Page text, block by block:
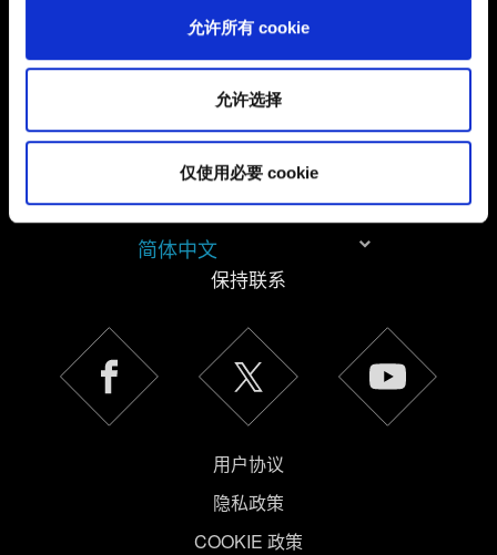
您可以在下面的"设置"菜单中找到有关我们使用 Cookie 的
其中的内容并准备好继续，请点击"确定"。
允许所有 cookie
允许选择
仅使用必要 cookie
简体中文
保持联系
用户协议
隐私政策
COOKIE 政策